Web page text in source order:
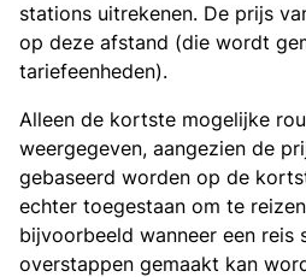
stations uitrekenen. De prijs
op deze afstand (die wordt
tariefeenheden).
Alleen de kortste mogelijke
weergegeven, aangezien de
gebaseerd worden op de
echter toegestaan om te reizen
bijvoorbeeld wanneer een reis
overstappen gemaakt kan